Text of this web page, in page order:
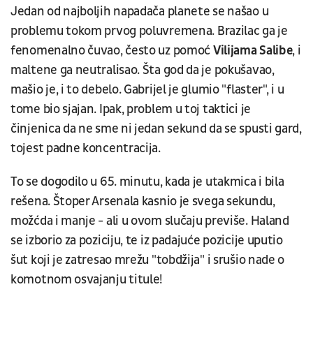
Jedan od najboljih napadača planete se našao u
problemu tokom prvog poluvremena. Brazilac ga je
fenomenalno čuvao, često uz pomoćVilijama Salibe, i
maltene ga neutralisao. Šta god da je pokušavao,
mašio je, i to debelo. Gabrijel je glumio "flaster", i u
tome bio sjajan. Ipak, problem u toj taktici je
činjenica da ne sme ni jedan sekund da se spusti gard,
tojest padne koncentracija.
To se dogodilo u 65. minutu, kada je utakmica i bila
rešena. Štoper Arsenala kasnio je svega sekundu,
možćda i manje - ali u ovom slučaju previše. Haland
se izborio za poziciju, te iz padajuće pozicije uputio
šut koji je zatresao mrežu "tobdžija" i srušio nade o
komotnom osvajanju titule!